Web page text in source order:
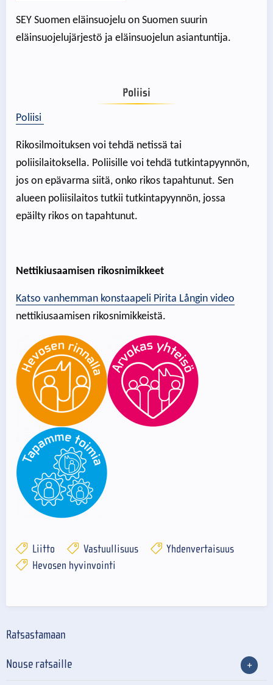
SEY Suomen eläinsuojelu on Suomen suurin
eläinsuojelujärjestö ja eläinsuojelun asiantuntija.
Poliisi
Poliisi
Rikosilmoituksen voi tehdä netissä tai
poliisilaitoksella. Poliisille voi tehdä tutkintapyynnön,
jos on epävarma siitä, onko rikos tapahtunut. Sen
alueen poliisilaitos tutkii tutkintapyynnön, jossa
epäilty rikos on tapahtunut.
Nettikiusaamisen rikosnimikkeet
Katso vanhemman konstaapeli Pirita Långin video
nettikiusaamisen rikosnimikkeistä.
Liitto Vastuullisuus
Yhdenvertaisuus
Hevosen hyvinvointi
Ratsastamaan
Nouse ratsaille